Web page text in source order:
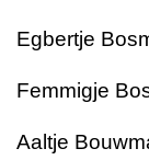
Egbertje
Femmigje
Aaltje